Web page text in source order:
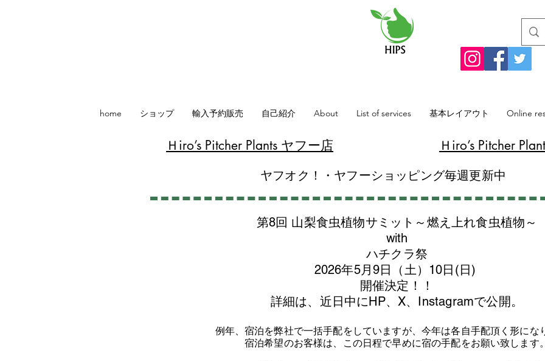
home ショップ 輸入予約販売 自己紹介 About List of services 基本レイアウト Online
​Ｈiro’s Pitcher Plants ヤフー店 Ｈiro’s Pitcher
ヤフオク！・ヤフーショッピング毎週更新中
第8回 山梨食虫植物サミット～燃え上れ食虫植物～
with
​ハチクラ祭
2026年5月9日（土）10日(日)
​開催決定！！
詳細は、近日中にHP、X、Instagramで公開。
例年、宿泊を弊社で一括手配をしていますが、今年は各自手配頂く形にな
​宿泊希望のお客様は、この日程で早めに宿の手配をお願い致します。